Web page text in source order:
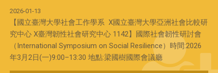
2026-01-13
【國立臺灣大學社會工作學系 X國立臺灣大學亞洲社會比較研
究中心 X臺灣韌性社會研究中心 1142】國際社會韌性研討會
（International Symposium on Social Resilience）時間:2026
年3月2日(一)9:00–13:30 地點:梁國樹國際會議廳